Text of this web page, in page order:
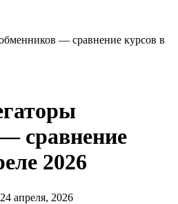
— сравнение курсов в
сравнение
2026
апреля, 2026